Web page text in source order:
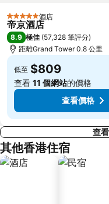
深圳野生動物園
皇崗口岸
香港屯門
九龍塘
5 星級 酒店
帝京酒店
8.9 極佳 (57,328 筆評分)
距離Grand Tower 0.8 公里
低至 $809
查看 11 個網站的價格
查看價格
查
其他香港住宿